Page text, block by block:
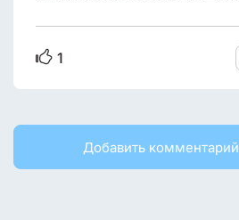
1
Добавить комментарий